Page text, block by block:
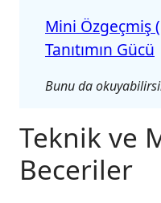
Mini Özgeçmiş
Tanıtımın Gücü
Bunu da
Teknik ve
Beceriler